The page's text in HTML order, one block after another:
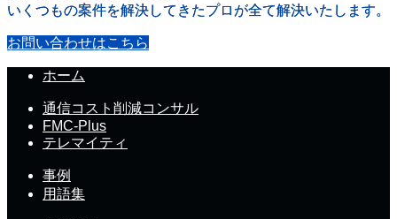
いくつもの案件を解決してきたプロが全て解決いたします。
お問い合わせはこちら
ホーム
通信コスト削減コンサル
FMC-Plus
テレマイティ
事例
用語集